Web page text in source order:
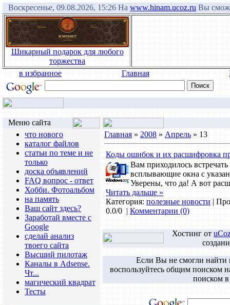
Воскресенье, 09.08.2026, 15:26 На www.hinam.ucoz.ru Вы
Шикарный подарок для любого
торжества
в избранное
Главная
Меню сайта
что нового
каталог файлов
статьи по теме и не
только
доска объявлений
FAQ вопрос - ответ
Хобби. Фотоальбом
на память
Ваш сайт здесь?
Заработай вместе с
Google
сделай анализ
твоего сайта
Высший пилотаж
Каналы в Adsense.
Чт...
магический квадрат
Тесты
Главная » 2008 » Апрель » 13
Коды ошибок и их расшифровка
Вам приходилось
всплывающие окна с
Уверены, что да! А вот
Читать дальше »
Категория: полезные новости |
0.0/0 | Комментарии (0)
Хостинг от
Если Вы не смогли
воспользуйтесь общим поиском
поиском